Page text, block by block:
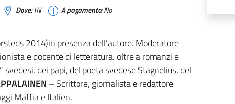
Dove:\N A pagamento:No
2014)in presenza dell’autore. Moderatore
e docente di letteratura. oltre a romanzi e
dei papi, del poeta svedese Stagnelius, del
– Scrittore, giornalista e redattore
Maffia e Italien.